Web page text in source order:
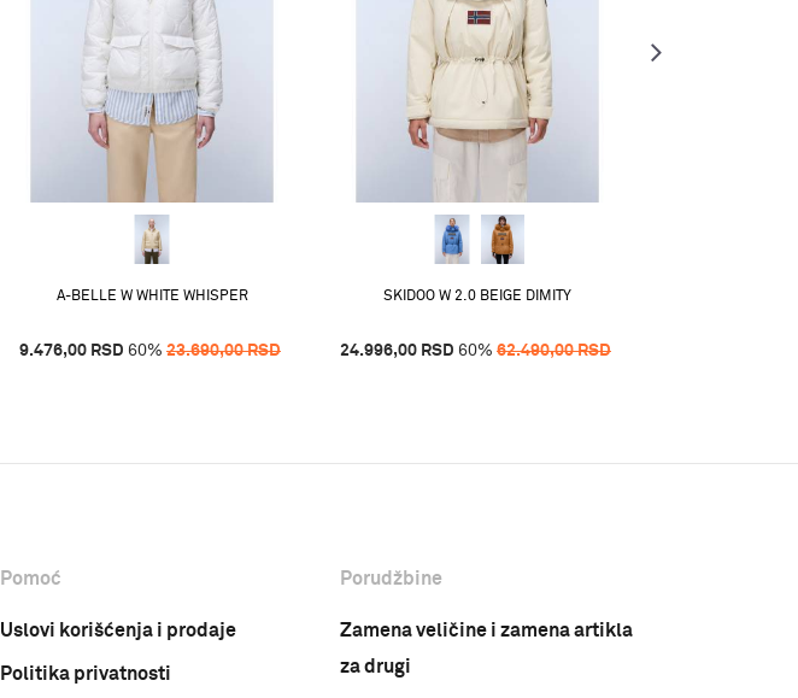
A-BELLE W WHITE WHISPER
9.476,00 RSD 60% 23.690,00RSD
SKIDOO W 2.0 BEIGE DIMITY
24.996,00 RSD 60% 62.490,00RSD
Pomoć
Uslovi korišćenja i prodaje
Politika privatnosti
Porudžbine
Zamena veličine i zamena artikla
za drugi